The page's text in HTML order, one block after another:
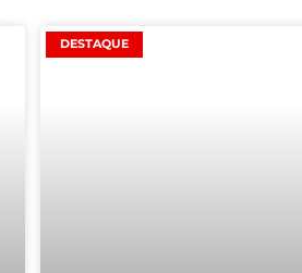
DESTAQUE